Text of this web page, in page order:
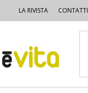
LA RIVISTA CONTATTI